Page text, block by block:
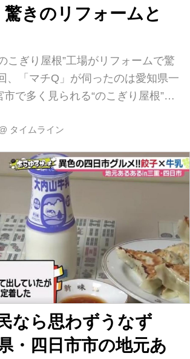
驚きのリフォームと
こぎり屋根”工場がリフォームで驚
、「マチQ」が伺ったのは愛知県一
で多く見られる“のこぎり屋根”の
は、昔から繊維業が盛ん。繊維の
した。実は一宮は、全国でもトップ
り屋根の建物が多く現存していて、
棟。さらに現在のこぎり屋根の建物
フェになったり、なんと壁がスケル
。続々と驚きのリフォームを遂げて
んな中、のこぎり屋根の建物が昔
という、一宮市で働...
タイムライン
なら思わずうなず
・四日市市の地元あ